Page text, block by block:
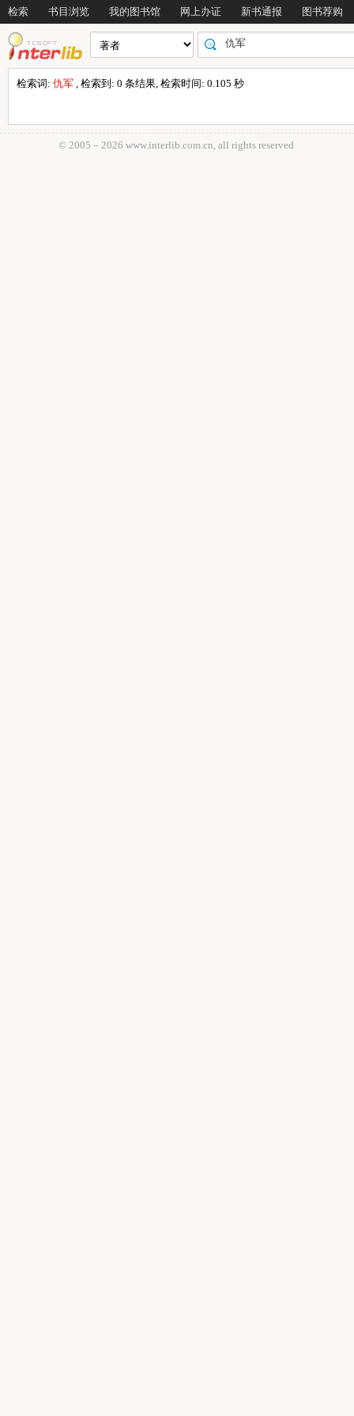
检索 书目浏览 我的图书馆 网上办证 新书通报 图书荐购
检索词: 仇军 , 检索到: 0 条结果, 检索时间: 0.105 秒
© 2005－ 2026 www.interlib.com.cn, all rights reserved